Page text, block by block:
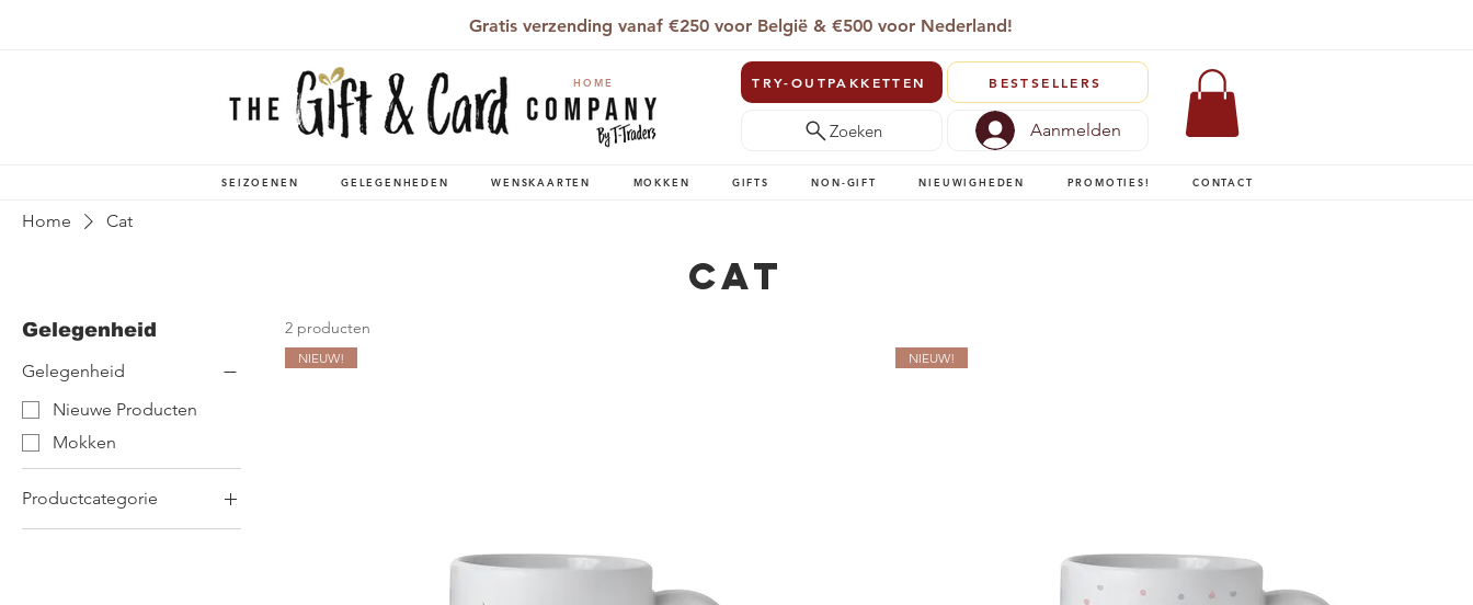
Gratis verzending vanaf €250 voor België & €500 voor Nederland!
HOME TRY-OUTPAKKETTEN BESTSELLERS
Zoeken Aanmelden
SEIZOENEN GELEGENHEDEN WENSKAARTEN MOKKEN GIFTS NON-GIFT NIEUWIGHEDEN PROMOTIES! CONTACT
Home Cat
Cat
Gelegenheid
Gelegenheid
Nieuwe Producten
Mokken
Productcategorie
2 producten
NIEUW! NIEUW!